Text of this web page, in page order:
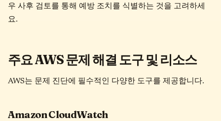
우 사후 검토를 통해 예방 조치를 식별하는 것을 고려하세
요.
주요 AWS 문제 해결 도구 및 리소스
AWS는 문제 진단에 필수적인 다양한 도구를 제공합니다.
Amazon CloudWatch